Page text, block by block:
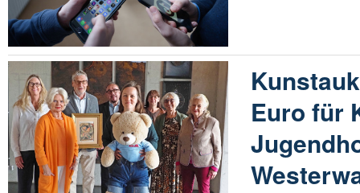
Euro für